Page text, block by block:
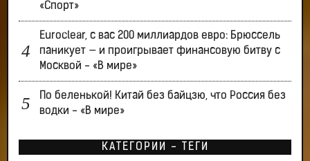
«Спорт»
Euroclear, с вас 200 миллиардов евро: Брюссель
паникует — и проигрывает финансовую битву с
Москвой - «В мире»
По беленькой! Китай без байцзю, что Россия без
водки - «В мире»
КАТЕГОРИИ - ТЕГИ